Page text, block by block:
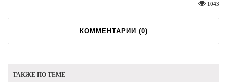
1043
КОММЕНТАРИИ (0)
ТАКЖЕ ПО ТЕМЕ